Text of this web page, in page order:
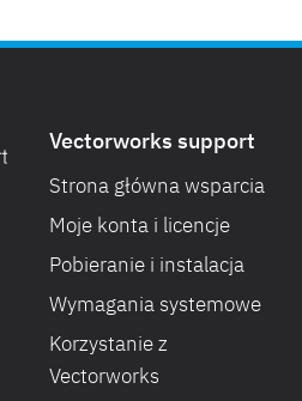
Vectorworks support
Strona główna wsparcia
Moje konta i licencje
Pobieranie i instalacja
Wymagania systemowe
Korzystanie z
Vectorworks